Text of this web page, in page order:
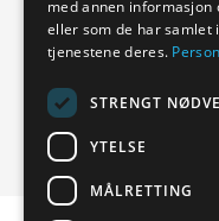
med annen informasjon
eller som de har samlet
tjenestene deres.
STRENGT
YTELSE
MÅLRETTING